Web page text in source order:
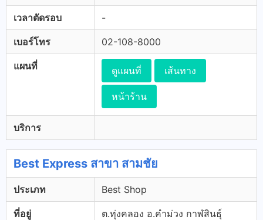
เวลาตัดรอบ -
เบอร์โทร 02-108-8000
แผนที่ ดูแผนที่ เส้นทาง
หน้าร้าน
บริการ
Best Express สาขา สามชัย
ประเภท Best Shop
ที่อยู่
ต.ทุ่งคลอง อ.คำม่วง กาฬสินธุ์